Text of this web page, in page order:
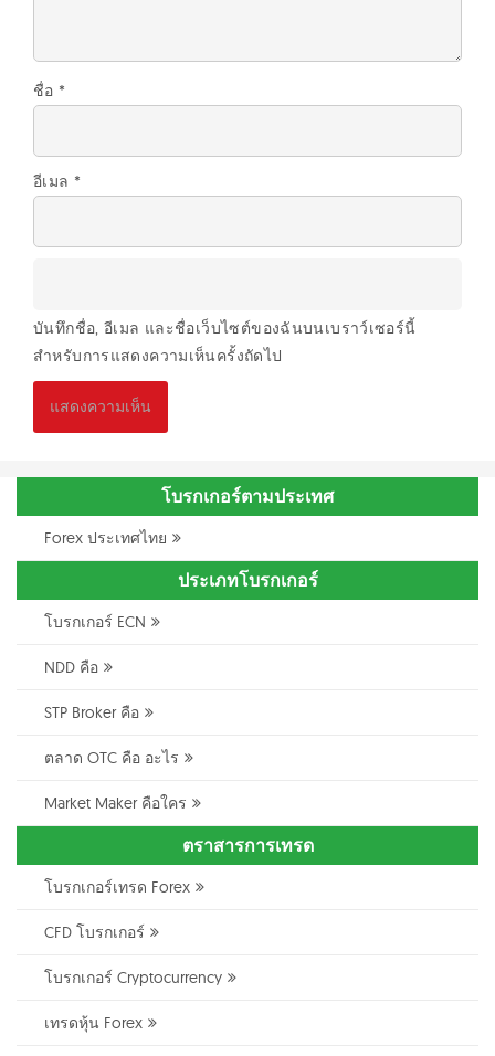
ชื่อ *
อีเมล *
บันทึกชื่อ, อีเมล และชื่อเว็บไซต์ของฉันบนเบราว์เซอร์นี้
สำหรับการแสดงความเห็นครั้งถัดไป
โบรกเกอร์ตามประเทศ
Forex ประเทศไทย
ประเภทโบรกเกอร์
โบรกเกอร์ ECN
NDD คือ
STP Broker คือ
ตลาด OTC คือ อะไร
Market Maker คือใคร
ตราสารการเทรด
โบรกเกอร์เทรด Forex
CFD โบรกเกอร์
โบรกเกอร์ Cryptocurrency
เทรดหุ้น Forex